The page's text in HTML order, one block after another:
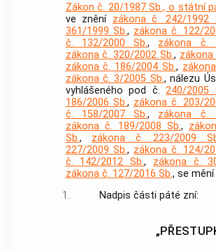
Zákon č. 20/1987 Sb., o státní
ve znění zákona č. 242/1992
361/1999 Sb., zákona č. 122/
č. 132/2000 Sb., zákona č.
zákona č. 320/2002 Sb., zákona
zákona č. 186/2004 Sb.,
zákona č. 3/2005 Sb., nálezu
vyhlášeného pod č.240/2005
186/2006 Sb., zákona č. 203/
č. 158/2007 Sb., zákona č.
zákona č. 189/2008 Sb.,
Sb., zákona č. 223/2009
227/2009 Sb., zákona č. 124/
č. 142/2012 Sb., zákona č.
zákona č. 127/2016 Sb., se
1.
Nadpis části páté zní: